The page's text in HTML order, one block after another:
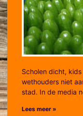
Scholen dicht,
wethouders niet
stad. In de media
Lees meer »